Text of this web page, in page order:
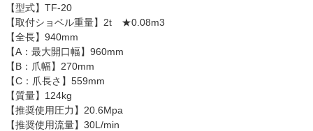
【型式】TF-20
【取付ショベル重量】2t ★0.08m3
【全長】940mm
【A：最大開口幅】960mm
【B：爪幅】270mm
【C：爪長さ】559mm
【質量】124kg
【推奨使用圧力】20.6Mpa
【推奨使用流量】30L/min